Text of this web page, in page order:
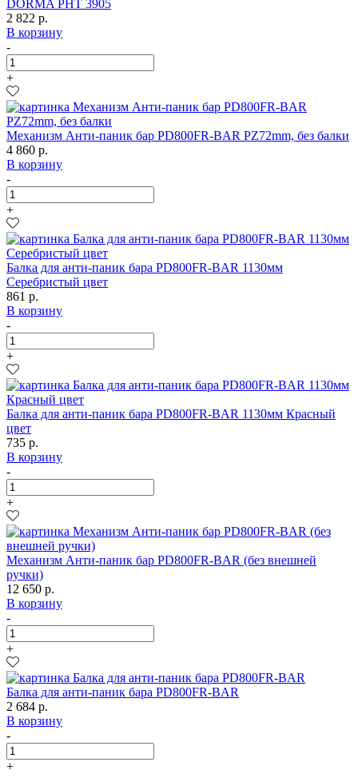
DORMA PHT 3905
2 822 р.
В корзину
-
+
Механизм Анти-паник бар PD800FR-BAR PZ72mm, без балки
4 860 р.
В корзину
-
+
Балка для анти-паник бара PD800FR-BAR 1130мм
Серебристый цвет
861 р.
В корзину
-
+
Балка для анти-паник бара PD800FR-BAR 1130мм Красный
цвет
735 р.
В корзину
-
+
Механизм Анти-паник бар PD800FR-BAR (без внешней
ручки)
12 650 р.
В корзину
-
+
Балка для анти-паник бара PD800FR-BAR
2 684 р.
В корзину
-
+